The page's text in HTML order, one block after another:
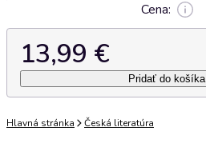
Cena:
13,99 €
Pridať do košíka
Hlavná stránka Česká literatúra